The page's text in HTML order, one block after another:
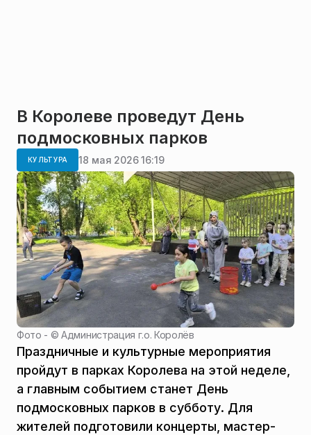
В Королеве проведут День
подмосковных парков
КУЛЬТУРА 18 мая 2026 16:19
Фото - ©Администрация г.о. Королёв
Праздничные и культурные мероприятия
пройдут в парках Королева на этой неделе,
а главным событием станет День
подмосковных парков в субботу. Для
жителей подготовили концерты, мастер-